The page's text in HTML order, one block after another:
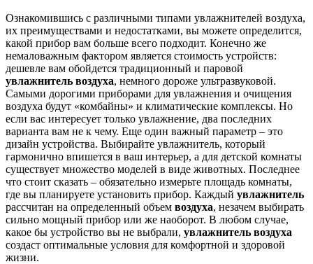
Ознакомившись с различными типами увлажнителей воздуха,
их преимуществами и недостатками, вы можете определится,
какой прибор вам больше всего подходит. Конечно же
немаловажным фактором является стоимость устройств:
дешевле вам обойдется традиционный и паровой
увлажнитель воздуха, немного дороже ультразвуковой.
Самыми дорогими приборами для увлажнения и очищения
воздуха будут «комбайны» и климатические комплексы. Но
если вас интересует только увлажнение, два последних
варианта вам не к чему. Еще один важный параметр – это
дизайн устройства. Выбирайте увлажнитель, который
гармонично впишется в ваш интерьер, а для детской комнаты
существует множество моделей в виде животных. Последнее
что стоит сказать – обязательно измерьте площадь комнаты,
где вы планируете установить прибор. Каждый увлажнитель
рассчитан на определенный объем воздуха, незачем выбирать
сильно мощный прибор или же наоборот. В любом случае,
какое бы устройство вы не выбрали, увлажнитель воздуха
создаст оптимальные условия для комфортной и здоровой
жизни.